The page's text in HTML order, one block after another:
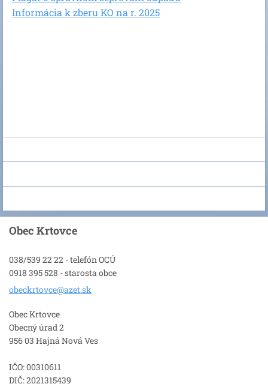
Informácia k zberu KO na r. 2025
Obec Krtovce
038/539 22 22 - telefón OCÚ
0918 395 528 - starosta obce
obeckrtovce@azet.sk
Obec Krtovce
Obecný úrad 2
956 03 Hajná Nová Ves
IČO: 00310611
DIČ: 2021315439